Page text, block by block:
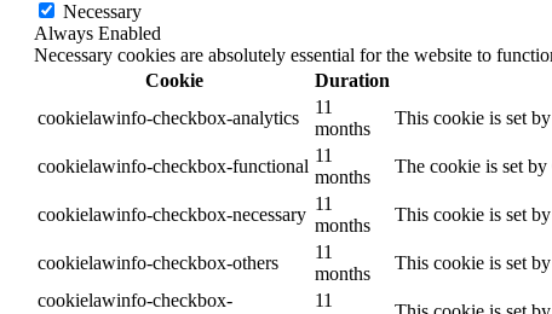
Necessary
Always Enabled
Necessary cookies are absolutely essential for the website to
Cookie
Duration
cookielawinfo-checkbox-analytics
11
months
This cookie is set
cookielawinfo-checkbox-functional
11
months
The cookie is set
cookielawinfo-checkbox-necessary
11
months
This cookie is set
cookielawinfo-checkbox-others
11
months
This cookie is set
cookielawinfo-checkbox-
11